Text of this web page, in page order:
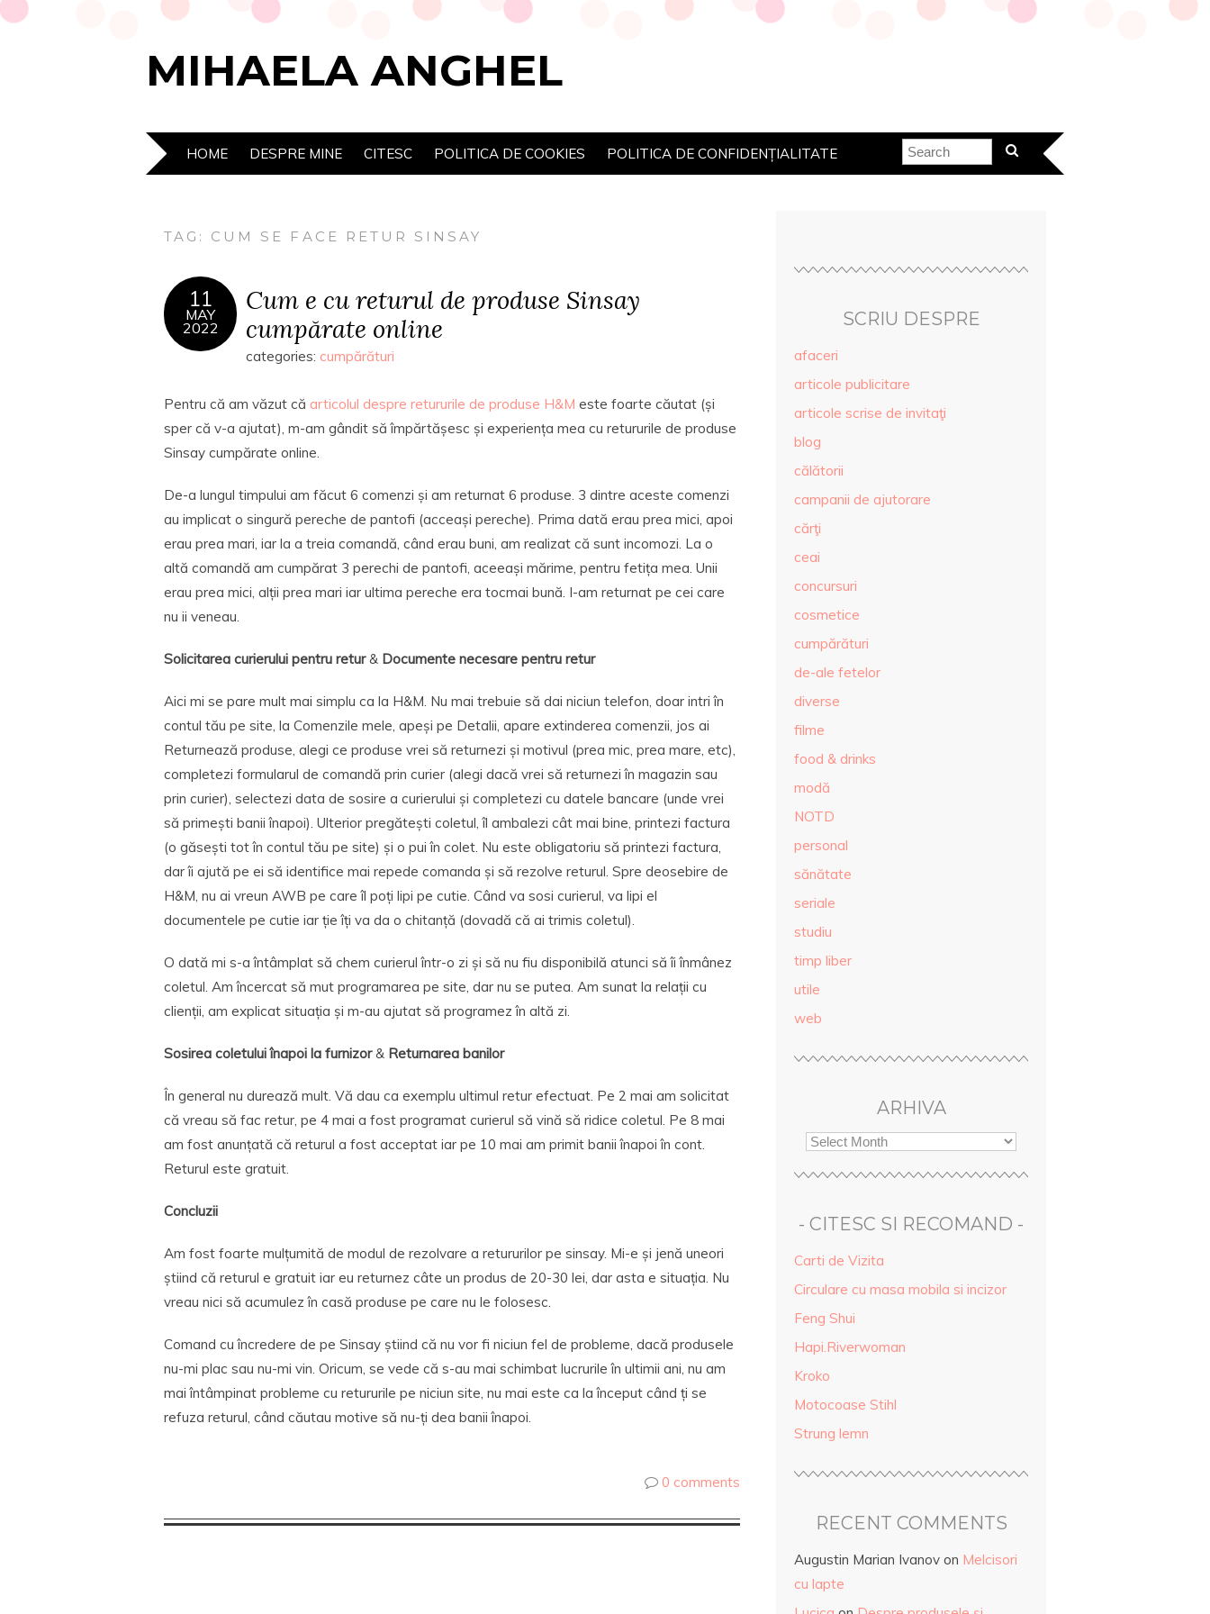
MIHAELA ANGHEL
HOME DESPRE MINE CITESC POLITICA DE COOKIES POLITICA DE CONFIDENȚIALITATE
TAG: CUM SE FACE RETUR SINSAY
11
MAY
2022
Cum e cu returul de produse Sinsay
cumpărate online
categories: cumpărături
Pentru că am văzut că articolul despre retururile de produse H&M este foarte căutat (și
sper că v-a ajutat), m-am gândit să împărtășesc și experiența mea cu retururile de produse
Sinsay cumpărate online.
De-a lungul timpului am făcut 6 comenzi și am returnat 6 produse. 3 dintre aceste comenzi
au implicat o singură pereche de pantofi (acceași pereche). Prima dată erau prea mici, apoi
erau prea mari, iar la a treia comandă, când erau buni, am realizat că sunt incomozi. La o
altă comandă am cumpărat 3 perechi de pantofi, aceeași mărime, pentru fetița mea. Unii
erau prea mici, alții prea mari iar ultima pereche era tocmai bună. I-am returnat pe cei care
nu ii veneau.
Solicitarea curierului pentru retur& Documente necesare pentru retur
Aici mi se pare mult mai simplu ca la H&M. Nu mai trebuie să dai niciun telefon, doar intri în
contul tău pe site, la Comenzile mele, apeși pe Detalii, apare extinderea comenzii, jos ai
Returnează produse, alegi ce produse vrei să returnezi și motivul (prea mic, prea mare, etc),
completezi formularul de comandă prin curier (alegi dacă vrei să returnezi în magazin sau
prin curier), selectezi data de sosire a curierului și completezi cu datele bancare (unde vrei
să primești banii înapoi). Ulterior pregătești coletul, îl ambalezi cât mai bine, printezi factura
(o găsești tot în contul tău pe site) și o pui în colet. Nu este obligatoriu să printezi factura,
dar îi ajută pe ei să identifice mai repede comanda și să rezolve returul. Spre deosebire de
H&M, nu ai vreun AWB pe care îl poți lipi pe cutie. Când va sosi curierul, va lipi el
documentele pe cutie iar ție îți va da o chitanță (dovadă că ai trimis coletul).
O dată mi s-a întâmplat să chem curierul într-o zi și să nu fiu disponibilă atunci să îi înmânez
coletul. Am încercat să mut programarea pe site, dar nu se putea. Am sunat la relații cu
clienții, am explicat situația și m-au ajutat să programez în altă zi.
Sosirea coletului înapoi la furnizor& Returnarea banilor
În general nu durează mult. Vă dau ca exemplu ultimul retur efectuat. Pe 2 mai am solicitat
că vreau să fac retur, pe 4 mai a fost programat curierul să vină să ridice coletul. Pe 8 mai
am fost anunțată că returul a fost acceptat iar pe 10 mai am primit banii înapoi în cont.
Returul este gratuit.
Concluzii
Am fost foarte mulțumită de modul de rezolvare a retururilor pe sinsay. Mi-e și jenă uneori
știind că returul e gratuit iar eu returnez câte un produs de 20-30 lei, dar asta e situația. Nu
vreau nici să acumulez în casă produse pe care nu le folosesc.
Comand cu încredere de pe Sinsay știind că nu vor fi niciun fel de probleme, dacă produsele
nu-mi plac sau nu-mi vin. Oricum, se vede că s-au mai schimbat lucrurile în ultimii ani, nu am
mai întâmpinat probleme cu retururile pe niciun site, nu mai este ca la început când ți se
refuza returul, când căutau motive să nu-ți dea banii înapoi.
0 comments
SCRIU DESPRE
afaceri
articole publicitare
articole scrise de invitaţi
blog
călătorii
campanii de ajutorare
cărţi
ceai
concursuri
cosmetice
cumpărături
de-ale fetelor
diverse
filme
food & drinks
modă
NOTD
personal
sănătate
seriale
studiu
timp liber
utile
web
ARHIVA
- CITESC SI RECOMAND -
Carti de Vizita
Circulare cu masa mobila si incizor
Feng Shui
Hapi.Riverwoman
Kroko
Motocoase Stihl
Strung lemn
RECENT COMMENTS
Augustin Marian Ivanov on Melcisori
cu lapte